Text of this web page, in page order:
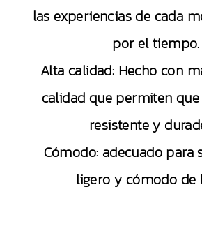
las experiencias de cada
por el tiempo.
Alta calidad: Hecho con
calidad que permiten
resistente y
Cómodo: adecuado para
ligero y cómodo de